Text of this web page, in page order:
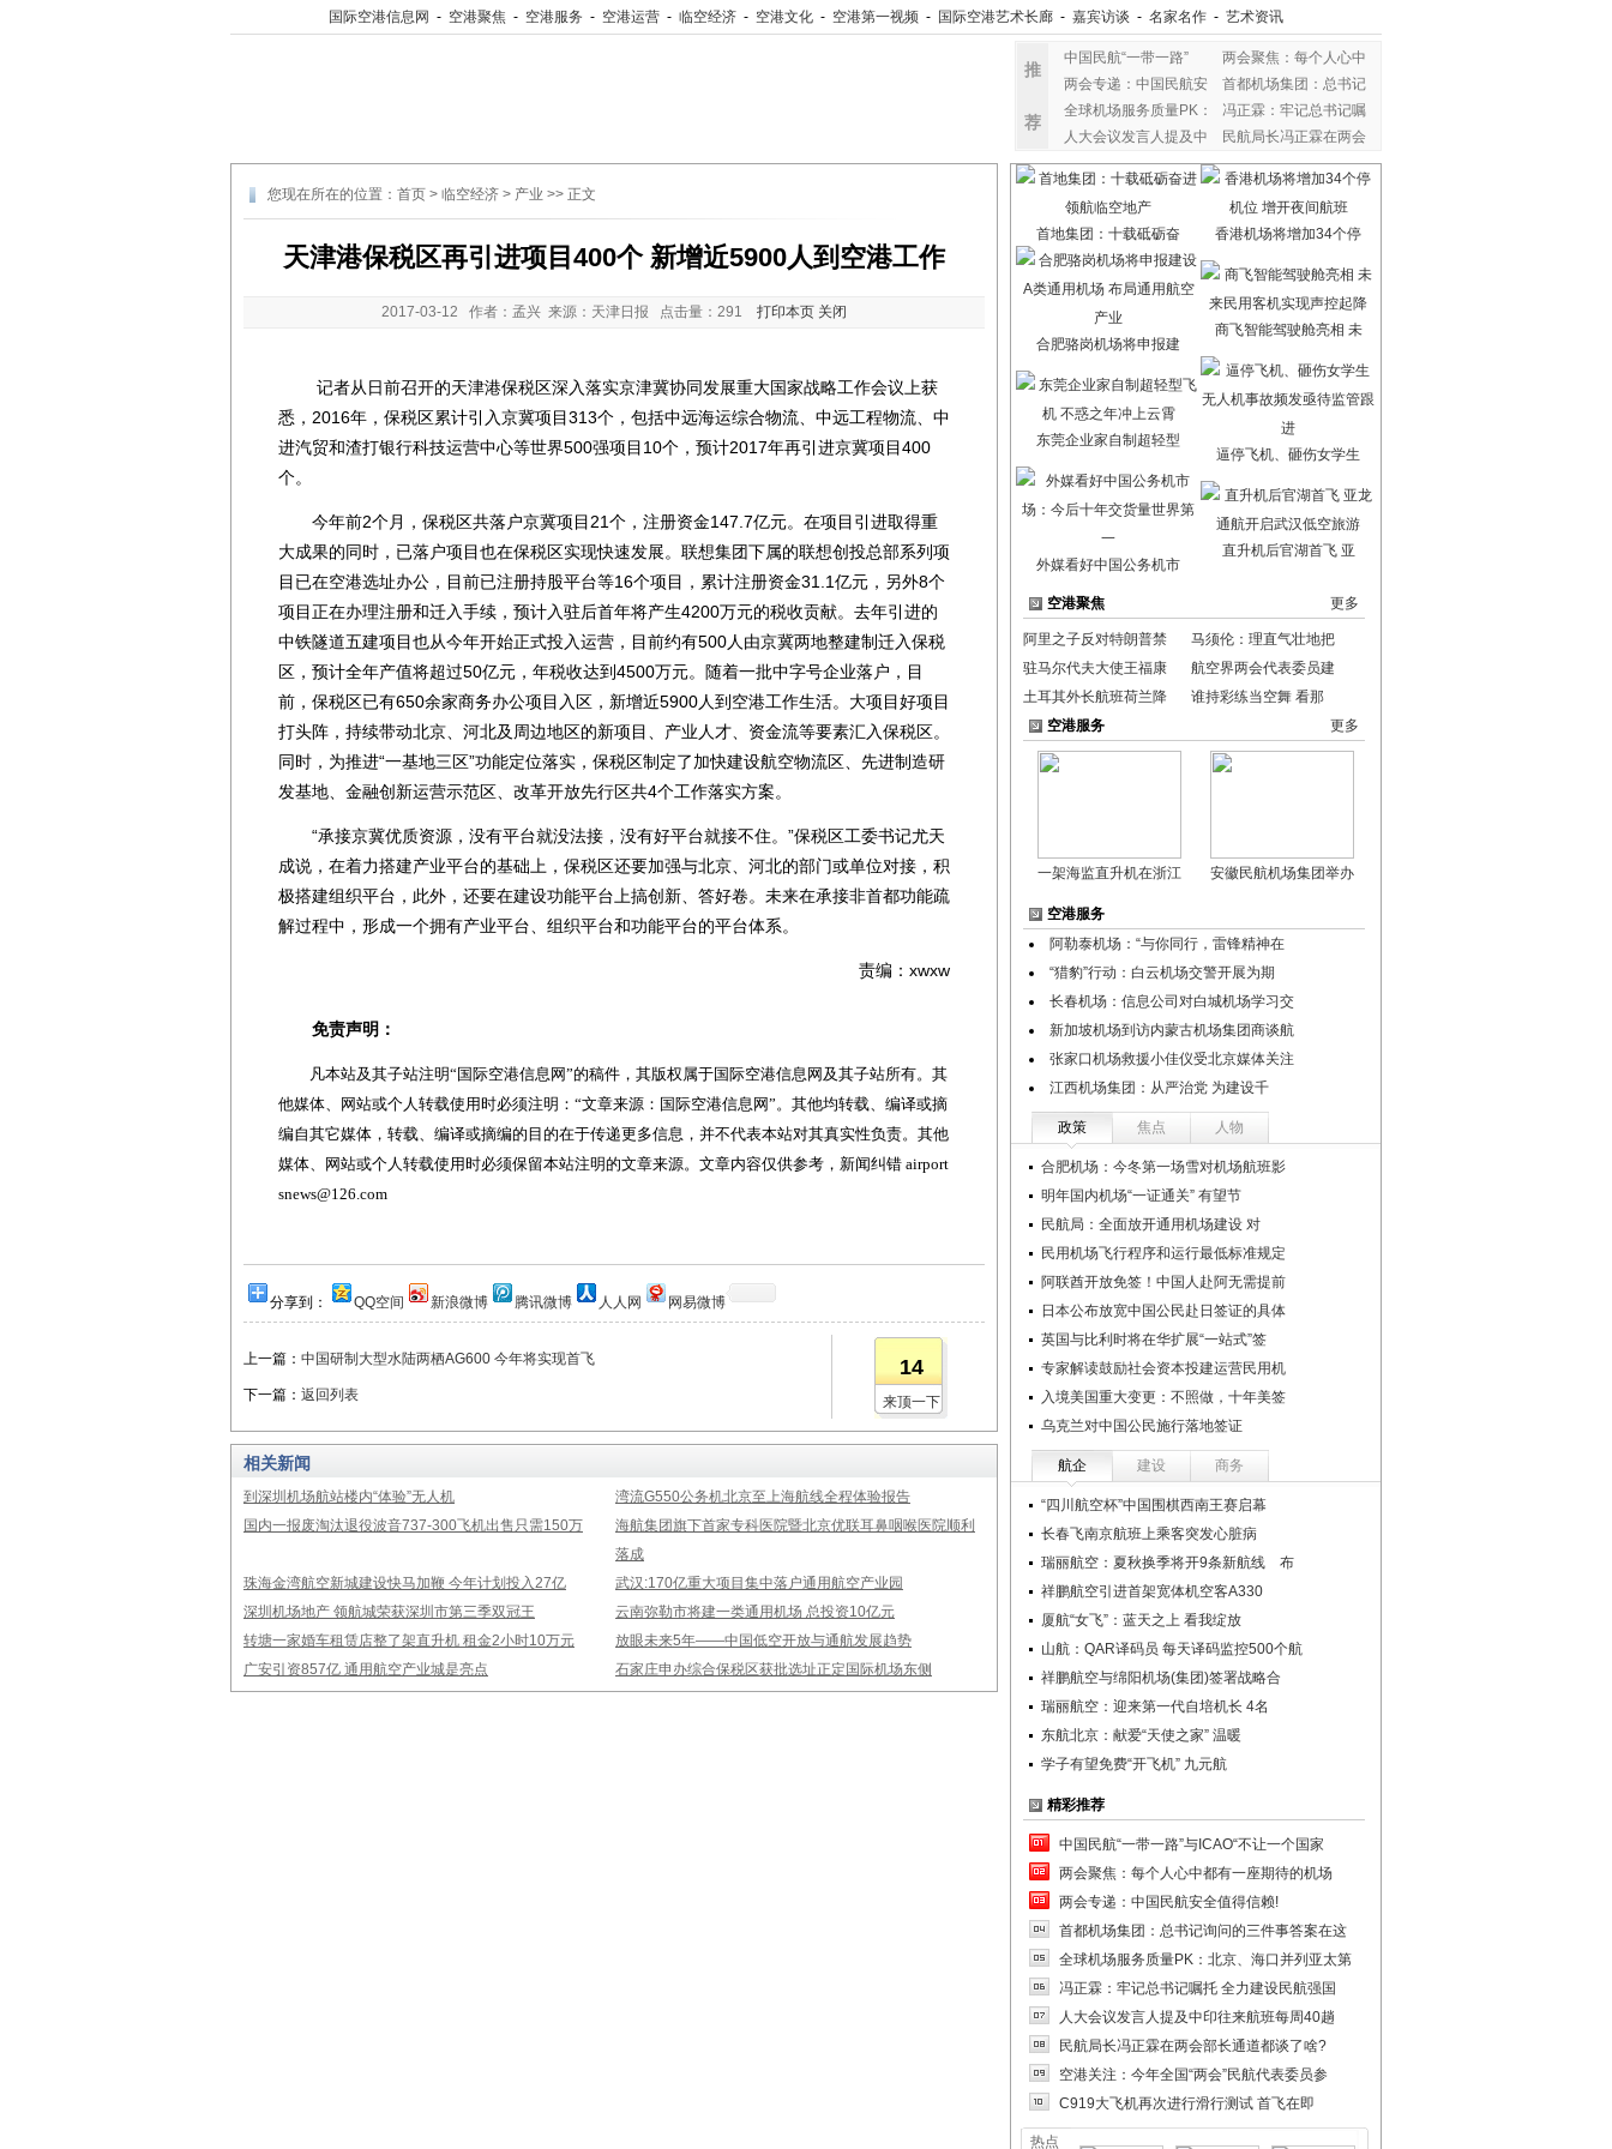
国际空港信息网 - 空港聚焦 - 空港服务 - 空港运营 - 临空经济 - 空港文化 - 空港第一视频 - 国际空港艺术长廊 - 嘉宾访谈 - 名家名作 - 艺术资讯
推
荐
中国民航“一带一路”
两会聚焦：每个人心中
两会专递：中国民航安
首都机场集团：总书记
全球机场服务质量PK：
冯正霖：牢记总书记嘱
人大会议发言人提及中
民航局长冯正霖在两会
您现在所在的位置： 首页 > 临空经济 > 产业 >> 正文
天津港保税区再引进项目400个 新增近5900人到空港工作
2017-03-12 作者：孟兴 来源：天津日报 点击量： 291 打印本页 关闭
记者从日前召开的天津港保税区深入落实京津冀协同发展重大国家战略工作会议上获
悉，2016年，保税区累计引入京冀项目313个，包括中远海运综合物流、中远工程物流、中
进汽贸和渣打银行科技运营中心等世界500强项目10个，预计2017年再引进京冀项目400
个。
今年前2个月，保税区共落户京冀项目21个，注册资金147.7亿元。在项目引进取得重
大成果的同时，已落户项目也在保税区实现快速发展。联想集团下属的联想创投总部系列项
目已在空港选址办公，目前已注册持股平台等16个项目，累计注册资金31.1亿元，另外8个
项目正在办理注册和迁入手续，预计入驻后首年将产生4200万元的税收贡献。去年引进的
中铁隧道五建项目也从今年开始正式投入运营，目前约有500人由京冀两地整建制迁入保税
区，预计全年产值将超过50亿元，年税收达到4500万元。随着一批中字号企业落户，目
前，保税区已有650余家商务办公项目入区，新增近5900人到空港工作生活。大项目好项目
打头阵，持续带动北京、河北及周边地区的新项目、产业人才、资金流等要素汇入保税区。
同时，为推进“一基地三区”功能定位落实，保税区制定了加快建设航空物流区、先进制造研
发基地、金融创新运营示范区、改革开放先行区共4个工作落实方案。
“承接京冀优质资源，没有平台就没法接，没有好平台就接不住。”保税区工委书记尤天
成说，在着力搭建产业平台的基础上，保税区还要加强与北京、河北的部门或单位对接，积
极搭建组织平台，此外，还要在建设功能平台上搞创新、答好卷。未来在承接非首都功能疏
解过程中，形成一个拥有产业平台、组织平台和功能平台的平台体系。
责编：xwxw
免责声明：
凡本站及其子站注明“国际空港信息网”的稿件，其版权属于国际空港信息网及其子站所有。其
他媒体、网站或个人转载使用时必须注明：“文章来源：国际空港信息网”。其他均转载、编译或摘
编自其它媒体，转载、编译或摘编的目的在于传递更多信息，并不代表本站对其真实性负责。其他
媒体、网站或个人转载使用时必须保留本站注明的文章来源。文章内容仅供参考，新闻纠错 airport
snews@126.com
分享到： QQ空间 新浪微博 腾讯微博 人人网 网易微博
上一篇： 中国研制大型水陆两栖AG600 今年将实现首飞
下一篇： 返回列表
14
来顶一下
相关新闻
到深圳机场航站楼内“体验”无人机
湾流G550公务机北京至上海航线全程体验报告
国内一报废淘汰退役波音737-300飞机出售只需150万
海航集团旗下首家专科医院暨北京优联耳鼻咽喉医院顺利
落成
珠海金湾航空新城建设快马加鞭 今年计划投入27亿
武汉:170亿重大项目集中落户通用航空产业园
深圳机场地产 领航城荣获深圳市第三季双冠王
云南弥勒市将建一类通用机场 总投资10亿元
转塘一家婚车租赁店整了架直升机 租金2小时10万元
放眼未来5年——中国低空开放与通航发展趋势
广安引资857亿 通用航空产业城是亮点
石家庄申办综合保税区获批选址正定国际机场东侧
首地集团：十载砥砺奋 香港机场将增加34个停
合肥骆岗机场将申报建
商飞智能驾驶舱亮相 未
东莞企业家自制超轻型
逼停飞机、砸伤女学生
外媒看好中国公务机市
直升机后官湖首飞 亚
空港聚焦 更多
阿里之子反对特朗普禁
马须伦：理直气壮地把
驻马尔代夫大使王福康
航空界两会代表委员建
土耳其外长航班荷兰降
谁持彩练当空舞 看那
空港服务
更多
一架海监直升机在浙江 安徽民航机场集团举办
空港服务
阿勒泰机场：“与你同行，雷锋精神在
“猎豹”行动：白云机场交警开展为期
长春机场：信息公司对白城机场学习交
新加坡机场到访内蒙古机场集团商谈航
张家口机场救援小佳仪受北京媒体关注
江西机场集团：从严治党 为建设千
政策 焦点 人物
合肥机场：今冬第一场雪对机场航班影
明年国内机场“一证通关” 有望节
民航局：全面放开通用机场建设 对
民用机场飞行程序和运行最低标准规定
阿联酋开放免签！中国人赴阿无需提前
日本公布放宽中国公民赴日签证的具体
英国与比利时将在华扩展“一站式”签
专家解读鼓励社会资本投建运营民用机
入境美国重大变更：不照做，十年美签
乌克兰对中国公民施行落地签证
航企 建设 商务
“四川航空杯”中国围棋西南王赛启幕
长春飞南京航班上乘客突发心脏病
瑞丽航空：夏秋换季将开9条新航线 布
祥鹏航空引进首架宽体机空客A330
厦航“女飞”：蓝天之上 看我绽放
山航：QAR译码员 每天译码监控500个航
祥鹏航空与绵阳机场(集团)签署战略合
瑞丽航空：迎来第一代自培机长 4名
东航北京：献爱“天使之家” 温暖
学子有望免费“开飞机” 九元航
精彩推荐
中国民航“一带一路”与ICAO“不让一个国家
两会聚焦：每个人心中都有一座期待的机场
两会专递：中国民航安全值得信赖!
首都机场集团：总书记询问的三件事答案在这
全球机场服务质量PK：北京、海口并列亚太第
冯正霖：牢记总书记嘱托 全力建设民航强国
人大会议发言人提及中印往来航班每周40趟
民航局长冯正霖在两会部长通道都谈了啥?
空港关注：今年全国“两会”民航代表委员参
C919大飞机再次进行滑行测试 首飞在即
热点